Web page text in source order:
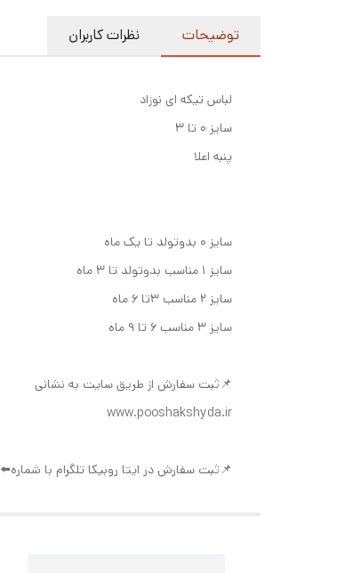
توضیحات نظرات کاربران
لباس تیکه ای نوزاد
سایز ۰ تا ۳
پنبه اعلا
سایز ۰ بدوتولد تا یک ماه
سایز ۱ مناسب بدو‌تولد تا ۳ ماه
سایز ۲ مناسب ۳تا ۶ ماه
سایز ۳ مناسب ۶ تا ۹ ماه
📌ثبت سفارش از طریق سایت به نشانی
www.pooshakshyda.ir
📌ثبت سفارش در ایتا روبیکا تلگرام با شماره⬅️09377992994